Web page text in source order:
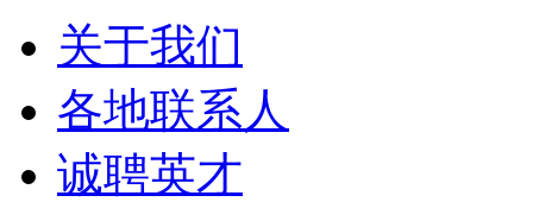
关于我们
各地联系人
诚聘英才